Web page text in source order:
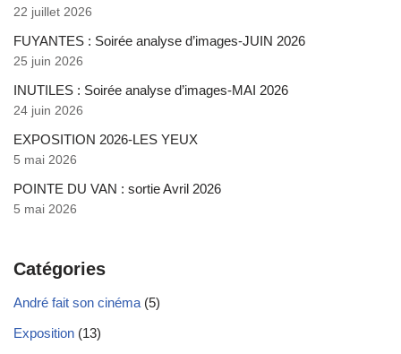
22 juillet 2026
FUYANTES : Soirée analyse d’images-JUIN 2026
25 juin 2026
INUTILES : Soirée analyse d’images-MAI 2026
24 juin 2026
EXPOSITION 2026-LES YEUX
5 mai 2026
POINTE DU VAN : sortie Avril 2026
5 mai 2026
Catégories
André fait son cinéma (5)
Exposition (13)